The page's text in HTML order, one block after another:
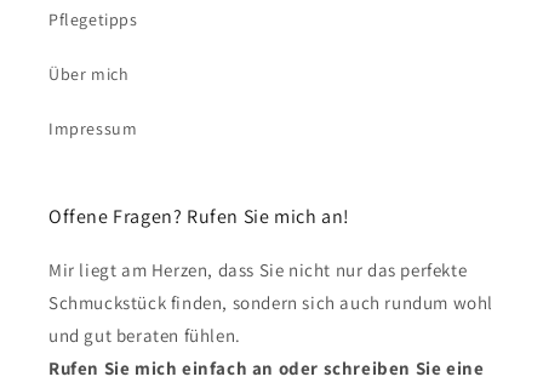
Pflegetipps
Über mich
Impressum
Offene Fragen? Rufen Sie mich an!
Mir liegt am Herzen, dass Sie nicht nur das perfekte
Schmuckstück finden, sondern sich auch rundum wohl
und gut beraten fühlen.
Rufen Sie mich einfach an oder schreiben Sie eine